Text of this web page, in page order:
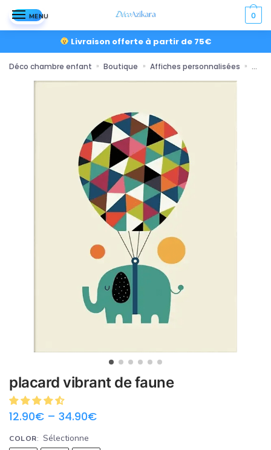
MENU 0
Livraison offerte à partir de 75€
Déco chambre enfant » Boutique » Affiches personnalisées »
placard vibrant de faune
12.90€ – 34.90€
COLOR: Sélectionne